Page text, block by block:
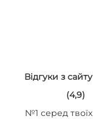
Відгуки з сайту
(4,9)
№1 серед твоїх